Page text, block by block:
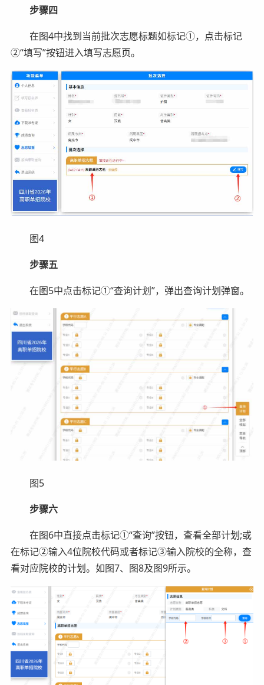
步骤四
在图4中找到当前批次志愿标题如标记①，点击标记
②“填写”按钮进入填写志愿页。
图4
步骤五
在图5中点击标记①“查询计划”，弹出查询计划弹窗。
图5
步骤六
在图6中直接点击标记①“查询”按钮，查看全部计划;或
在标记②输入4位院校代码或者标记③输入院校的全称，查
看对应院校的计划。如图7、图8及图9所示。